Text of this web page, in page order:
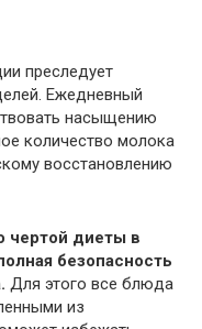
преследует
Ежедневный
насыщению
количество молока
восстановлению
чертой диеты в
безопасность
Для этого все блюда
из